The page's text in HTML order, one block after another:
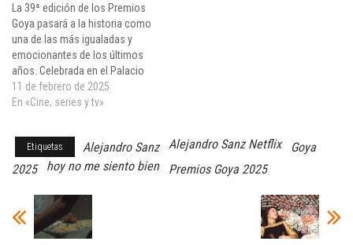
La 39ª edición de los Premios
Goya pasará a la historia como
una de las más igualadas y
emocionantes de los últimos
años. Celebrada en el Palacio
de Exposiciones y Congresos
de Granada, la gala estuvo
Película ex aequo para El
47 y La…
11 de febrero de 2025
En «Cine, series y tv»
Etiquetas Alejandro Sanz Alejandro Sanz Netflix
Goya
2025
hoy no me siento bien Premios Goya 2025